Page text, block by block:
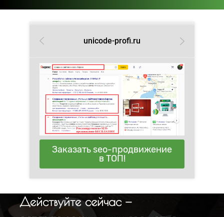
unicode-profi.ru
Заказать seo-продвижение
в ТОП!
Действуйте сейчас —